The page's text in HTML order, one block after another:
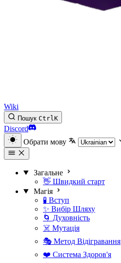
Wiki
Пошук CtrlK
Discord
Обрати мову
Загальне
👋 Швидкий старт
Магія
🧪 Вступ
✨ Вибір Шляху
🌀 Духовність
☠️ Мутація
🎭 Метод Відігравання
❤️ Система Здоров'я